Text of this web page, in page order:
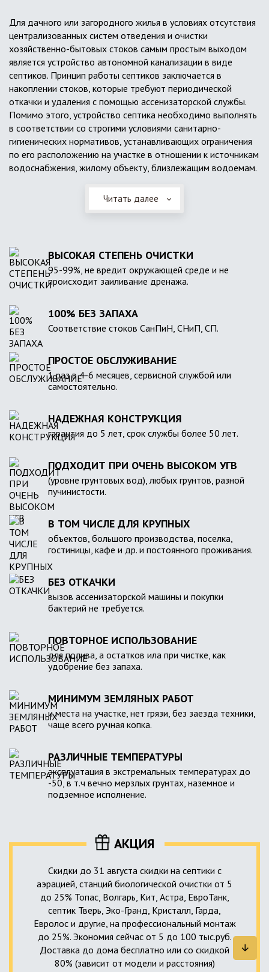
Для дачного или загородного жилья в условиях отсутствия
централизованных систем отведения и очистки
хозяйственно-бытовых стоков самым простым выходом
является устройство автономной канализации в виде
септиков. Принцип работы септиков заключается в
накоплении стоков, которые требуют периодической
откачки и удаления с помощью ассенизаторской службы.
Помимо этого, устройство септика необходимо выполнять
в соответствии со строгими условиями санитарно-
гигиенических нормативов, устанавливающих ограничения
по его расположению на участке в отношении к источникам
водоснабжения, жилому объекту, близлежащим водоемам.
Читать далее
ВЫСОКАЯ СТЕПЕНЬ ОЧИСТКИ
95-99%, не вредит окружающей среде и не
происходит заиливание дренажа.
100% БЕЗ ЗАПАХА
Соответствие стоков СанПиН, СНиП, СП.
ПРОСТОЕ ОБСЛУЖИВАНИЕ
1 раз в 4-6 месяцев, сервисной службой или
самостоятельно.
НАДЕЖНАЯ КОНСТРУКЦИЯ
гарантия до 5 лет, срок службы более 50 лет.
ПОДХОДИТ ПРИ ОЧЕНЬ ВЫСОКОМ УГВ
(уровне грунтовых вод), любых грунтов, разной
пучинистости.
В ТОМ ЧИСЛЕ ДЛЯ КРУПНЫХ
объектов, большого производства, поселка,
гостиницы, кафе и др. и постоянного проживания.
БЕЗ ОТКАЧКИ
вызов ассенизаторской машины и покупки
бактерий не требуется.
ПОВТОРНОЕ ИСПОЛЬЗОВАНИЕ
для полива, а остатков ила при чистке, как
удобрение без запаха.
МИНИМУМ ЗЕМЛЯНЫХ РАБОТ
и места на участке, нет грязи, без заезда техники,
чаще всего ручная копка.
РАЗЛИЧНЫЕ ТЕМПЕРАТУРЫ
эксплуатация в экстремальных температурах до
-50, в т.ч вечно мерзлых грунтах, наземное и
подземное исполнение.
АКЦИЯ
Скидки до 31 августа скидки на септики с
аэрацией, станций биологической очистки от 5
до 25% Топас, Волгарь, Кит, Астра, ЕвроТанк,
септик Тверь, Эко-Гранд, Кристалл, Гарда,
Евролос и другие, на профессиональный монтаж
до 25%. Экономия сейчас от 5 до 100 тыс.руб.
Доставка до дома бесплатно или со скидкой
80% (зависит от модели и расстояния)